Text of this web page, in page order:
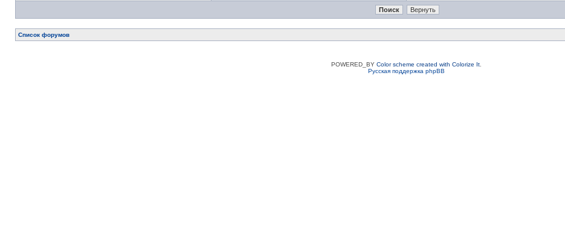
Список форумов
POWERED_BY Color scheme created with Colorize It.
Русская поддержка phpBB